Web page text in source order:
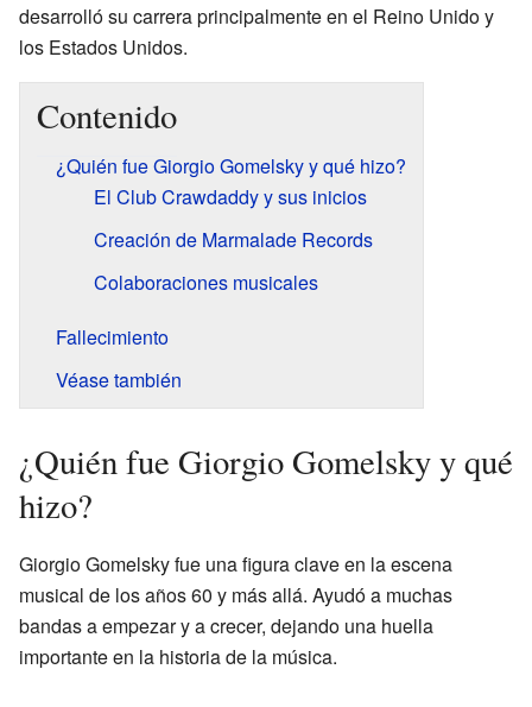
desarrolló su carrera principalmente en el Reino Unido y
los Estados Unidos.
Contenido
¿Quién fue Giorgio Gomelsky y qué hizo?
El Club Crawdaddy y sus inicios
Creación de Marmalade Records
Colaboraciones musicales
Fallecimiento
Véase también
¿Quién fue Giorgio Gomelsky y qué
hizo?
Giorgio Gomelsky fue una figura clave en la escena
musical de los años 60 y más allá. Ayudó a muchas
bandas a empezar y a crecer, dejando una huella
importante en la historia de la música.